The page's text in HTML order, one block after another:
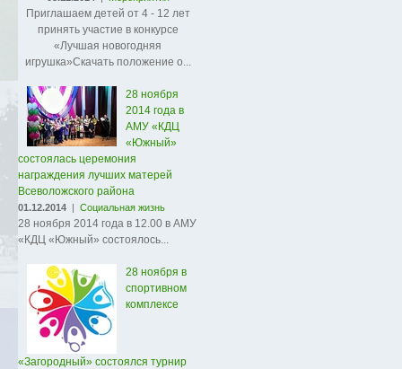
Приглашаем детей от 4 - 12 лет
принять участие в конкурсе
«Лучшая новогодняя
игрушка»Скачать положение о...
28 ноября
2014 года в
АМУ «КДЦ
«Южный»
состоялась церемония
награждения лучших матерей
Всеволожского района
01.12.2014 | Социальная жизнь
28 ноября 2014 года в 12.00 в АМУ
«КДЦ «Южный» состоялось...
28 ноября в
спортивном
комплексе
«Загородный» состоялся турнир